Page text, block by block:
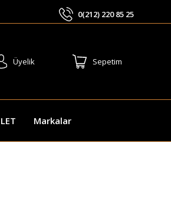
0(212) 220 85 25
Üyelik Sepetim
Markalar